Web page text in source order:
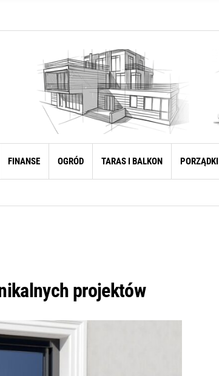
FINANSE OGRÓD TARAS I BALKON PORZĄDKI
projektów